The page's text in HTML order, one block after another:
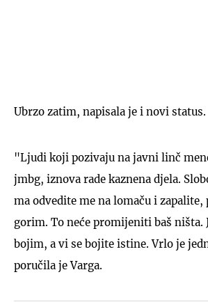
Ubrzo zatim, napisala je i novi status.
"Ljudi koji pozivaju na javni linč
jmbg, iznova rade kaznena djela.
ma odvedite me na lomaču i zapalite,
gorim. To neće promijeniti baš ništa.
bojim, a vi se bojite istine. Vrlo je
poručila je Varga.